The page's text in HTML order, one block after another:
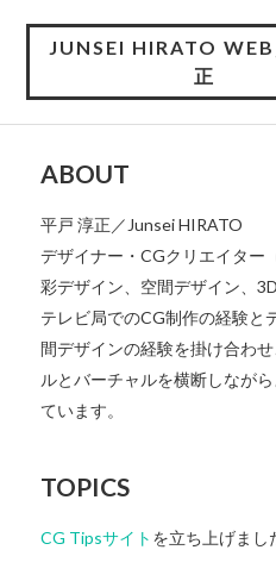
JUNSEI HIRATO
正
ABOUT
平戸 淳正／Junsei HIRATO
デザイナー・CGクリエイター
彩デザイン、空間デザイン、
テレビ局でのCG制作の経験と
間デザインの経験を掛け合わ
ルとバーチャルを横断しなが
ています。
TOPICS
CG Tipsサイト を立ち上げまし